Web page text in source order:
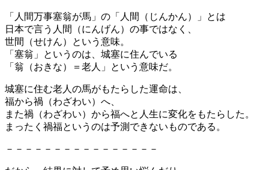
「人間万事塞翁が馬」の「人間（じんかん）」とは
日本で言う人間（にんげん）の事ではなく、
世間（せけん）という意味。
「塞翁」というのは、城塞に住んでいる
「翁（おきな）＝老人」という意味だ。
城塞に住む老人の馬がもたらした運命は、
福から禍（わざわい）へ、
また禍（わざわい）から福へと人生に変化をもたらした。
まったく禍福というのは予測できないものである。
－－－－－－－－－－－－－－－－